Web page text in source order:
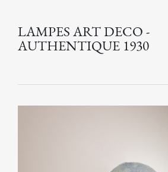
LAMPES ART DECO -
AUTHENTIQUE 1930